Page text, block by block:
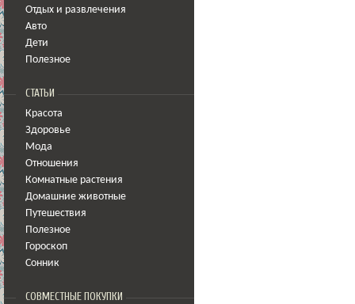
Отдых и развлечения
Авто
Дети
Полезное
СТАТЬИ
Красота
Здоровье
Мода
Отношения
Комнатные растения
Домашние животные
Путешествия
Полезное
Гороскоп
Сонник
СОВМЕСТНЫЕ ПОКУПКИ